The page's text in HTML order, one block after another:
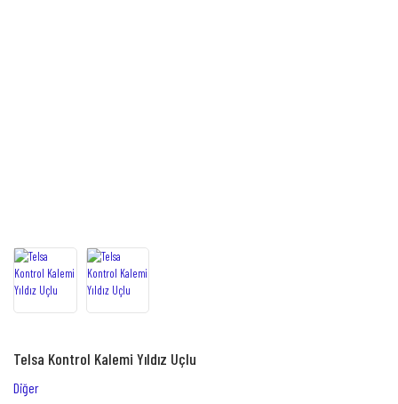
Telsa Kontrol Kalemi Yıldız Uçlu
Diğer